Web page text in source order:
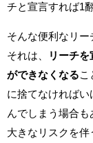
チと宣言すれば1
そんな便利なリー
それは、
リーチ
ができなくなるこ
に捨てなければ
んでしまう場合も
大きなリスクを伴